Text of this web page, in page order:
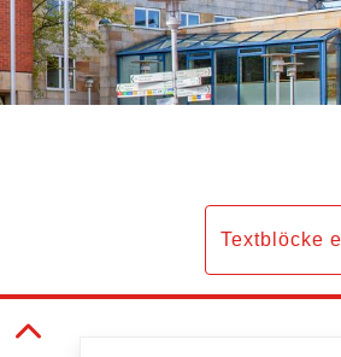
Textblöcke